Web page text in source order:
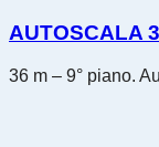
AUTOSCALA
36 m – 9° piano.